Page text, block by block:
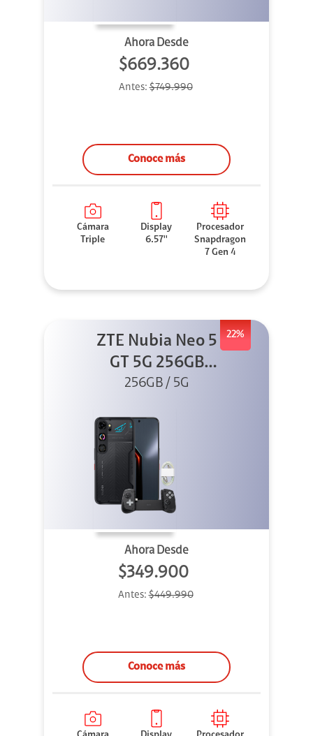
Ahora Desde
$669.360
Antes:$749.990
Conoce más
Cámara
Triple
Display
6.57''
Procesador
Snapdragon
7 Gen 4
22%
ZTE Nubia Neo 5
GT 5G 256GB
Negro + GPAD +
256GB / 5G
Ahora Desde
$349.900
Antes:$449.990
Conoce más